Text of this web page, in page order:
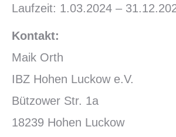
Laufzeit: 1.03.2024 –
Kontakt:
Maik Orth
IBZ Hohen Luckow e.V.
Bützower Str. 1a
18239 Hohen Luckow